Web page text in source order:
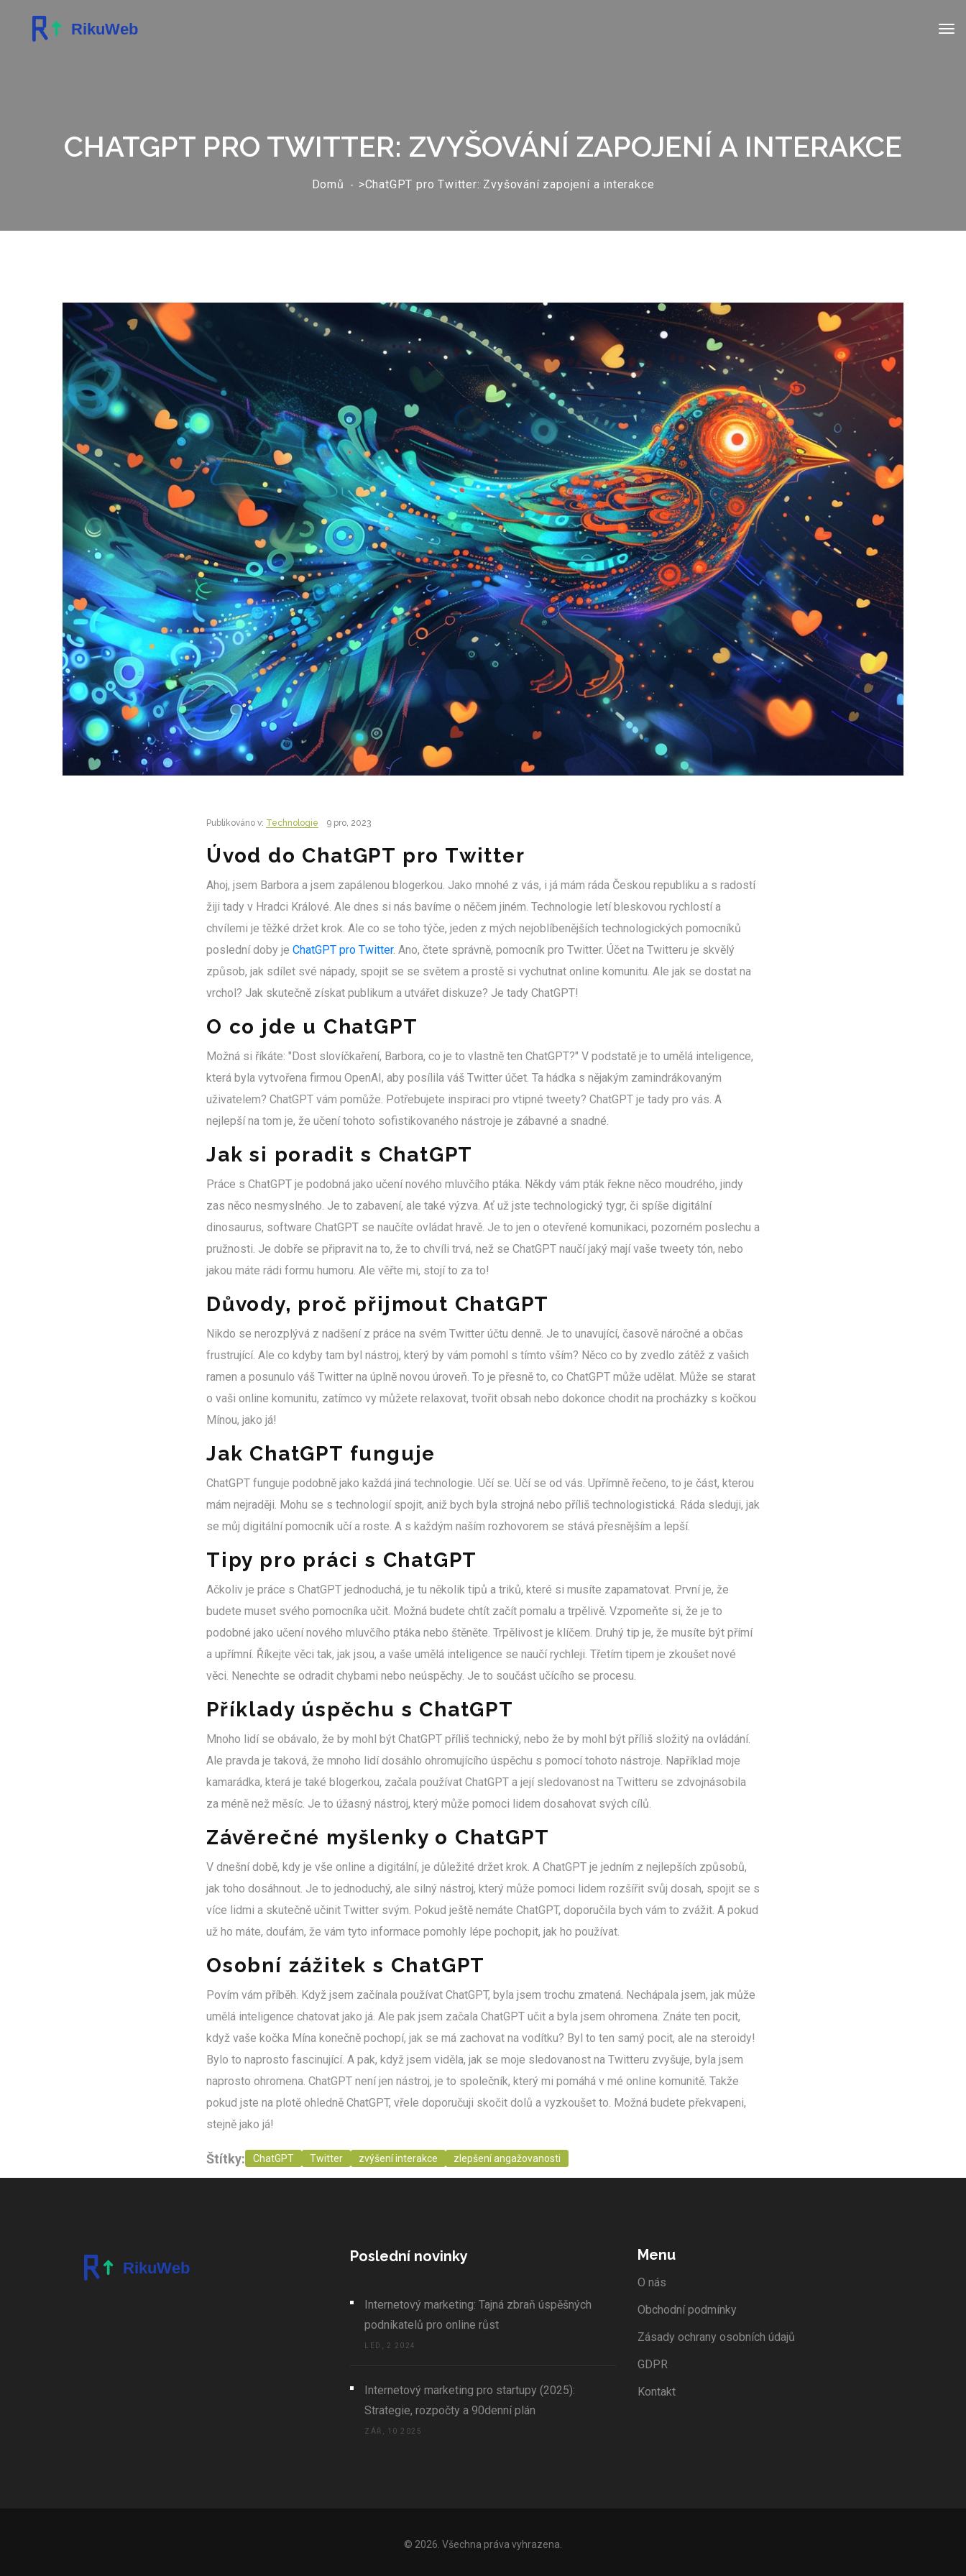
CHATGPT PRO TWITTER: ZVYŠOVÁNÍ ZAPOJENÍ A INTERAKCE
Domů >ChatGPT pro Twitter: Zvyšování zapojení a interakce
Publikováno v: Technologie 9 pro, 2023
Úvod do ChatGPT pro Twitter
Ahoj, jsem Barbora a jsem zapálenou blogerkou. Jako mnohé z vás, i já mám ráda Českou republiku a s radostí
žiji tady v Hradci Králové. Ale dnes si nás bavíme o něčem jiném. Technologie letí bleskovou rychlostí a
chvílemi je těžké držet krok. Ale co se toho týče, jeden z mých nejoblíbenějších technologických pomocníků
poslední doby je ChatGPT pro Twitter. Ano, čtete správně, pomocník pro Twitter. Účet na Twitteru je skvělý
způsob, jak sdílet své nápady, spojit se se světem a prostě si vychutnat online komunitu. Ale jak se dostat na
vrchol? Jak skutečně získat publikum a utvářet diskuze? Je tady ChatGPT!
O co jde u ChatGPT
Možná si říkáte: "Dost slovíčkaření, Barbora, co je to vlastně ten ChatGPT?" V podstatě je to umělá inteligence,
která byla vytvořena firmou OpenAI, aby posílila váš Twitter účet. Ta hádka s nějakým zamindrákovaným
uživatelem? ChatGPT vám pomůže. Potřebujete inspiraci pro vtipné tweety? ChatGPT je tady pro vás. A
nejlepší na tom je, že učení tohoto sofistikovaného nástroje je zábavné a snadné.
Jak si poradit s ChatGPT
Práce s ChatGPT je podobná jako učení nového mluvčího ptáka. Někdy vám pták řekne něco moudrého, jindy
zas něco nesmyslného. Je to zabavení, ale také výzva. Ať už jste technologický tygr, či spíše digitální
dinosaurus, software ChatGPT se naučíte ovládat hravě. Je to jen o otevřené komunikaci, pozorném poslechu a
pružnosti. Je dobře se připravit na to, že to chvíli trvá, než se ChatGPT naučí jaký mají vaše tweety tón, nebo
jakou máte rádi formu humoru. Ale věřte mi, stojí to za to!
Důvody, proč přijmout ChatGPT
Nikdo se nerozplývá z nadšení z práce na svém Twitter účtu denně. Je to unavující, časově náročné a občas
frustrující. Ale co kdyby tam byl nástroj, který by vám pomohl s tímto vším? Něco co by zvedlo zátěž z vašich
ramen a posunulo váš Twitter na úplně novou úroveň. To je přesně to, co ChatGPT může udělat. Může se starat
o vaši online komunitu, zatímco vy můžete relaxovat, tvořit obsah nebo dokonce chodit na procházky s kočkou
Mínou, jako já!
Jak ChatGPT funguje
ChatGPT funguje podobně jako každá jiná technologie. Učí se. Učí se od vás. Upřímně řečeno, to je část, kterou
mám nejraději. Mohu se s technologií spojit, aniž bych byla strojná nebo příliš technologistická. Ráda sleduji, jak
se můj digitální pomocník učí a roste. A s každým naším rozhovorem se stává přesnějším a lepší.
Tipy pro práci s ChatGPT
Ačkoliv je práce s ChatGPT jednoduchá, je tu několik tipů a triků, které si musíte zapamatovat. První je, že
budete muset svého pomocníka učit. Možná budete chtít začít pomalu a trpělivě. Vzpomeňte si, že je to
podobné jako učení nového mluvčího ptáka nebo štěněte. Trpělivost je klíčem. Druhý tip je, že musíte být přímí
a upřímní. Říkejte věci tak, jak jsou, a vaše umělá inteligence se naučí rychleji. Třetím tipem je zkoušet nové
věci. Nenechte se odradit chybami nebo neúspěchy. Je to součást učícího se procesu.
Příklady úspěchu s ChatGPT
Mnoho lidí se obávalo, že by mohl být ChatGPT příliš technický, nebo že by mohl být příliš složitý na ovládání.
Ale pravda je taková, že mnoho lidí dosáhlo ohromujícího úspěchu s pomocí tohoto nástroje. Například moje
kamarádka, která je také blogerkou, začala používat ChatGPT a její sledovanost na Twitteru se zdvojnásobila
za méně než měsíc. Je to úžasný nástroj, který může pomoci lidem dosahovat svých cílů.
Závěrečné myšlenky o ChatGPT
V dnešní době, kdy je vše online a digitální, je důležité držet krok. A ChatGPT je jedním z nejlepších způsobů,
jak toho dosáhnout. Je to jednoduchý, ale silný nástroj, který může pomoci lidem rozšířit svůj dosah, spojit se s
více lidmi a skutečně učinit Twitter svým. Pokud ještě nemáte ChatGPT, doporučila bych vám to zvážit. A pokud
už ho máte, doufám, že vám tyto informace pomohly lépe pochopit, jak ho používat.
Osobní zážitek s ChatGPT
Povím vám příběh. Když jsem začínala používat ChatGPT, byla jsem trochu zmatená. Nechápala jsem, jak může
umělá inteligence chatovat jako já. Ale pak jsem začala ChatGPT učit a byla jsem ohromena. Znáte ten pocit,
když vaše kočka Mína konečně pochopí, jak se má zachovat na vodítku? Byl to ten samý pocit, ale na steroidy!
Bylo to naprosto fascinující. A pak, když jsem viděla, jak se moje sledovanost na Twitteru zvyšuje, byla jsem
naprosto ohromena. ChatGPT není jen nástroj, je to společník, který mi pomáhá v mé online komunitě. Takže
pokud jste na plotě ohledně ChatGPT, vřele doporučuji skočit dolů a vyzkoušet to. Možná budete překvapeni,
stejně jako já!
Štítky: ChatGPT Twitter zvýšení interakce zlepšení angažovanosti
Poslední novinky
Internetový marketing: Tajná zbraň úspěšných
podnikatelů pro online růst
LED, 2 2024
Internetový marketing pro startupy (2025):
Strategie, rozpočty a 90denní plán
ZÁŘ, 10 2025
Menu
O nás
Obchodní podmínky
Zásady ochrany osobních údajů
GDPR
Kontakt
© 2026. Všechna práva vyhrazena.